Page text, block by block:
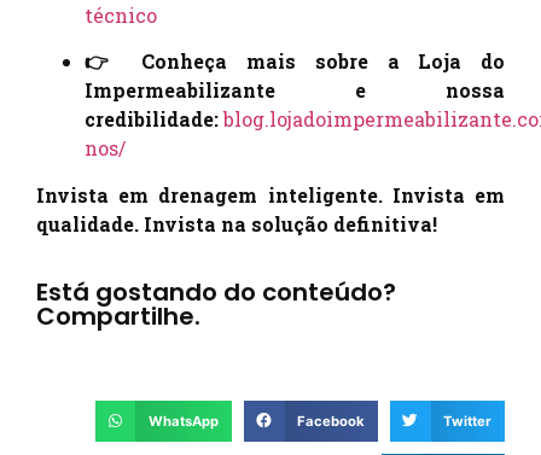
técnico
👉 Conheça mais sobre a Loja do
Impermeabilizante e nossa
credibilidade:
nos/
Invista em drenagem inteligente. Invista em
qualidade. Invista na solução definitiva!
Está gostando do conteúdo?
Compartilhe.
WhatsApp Facebook Twitter